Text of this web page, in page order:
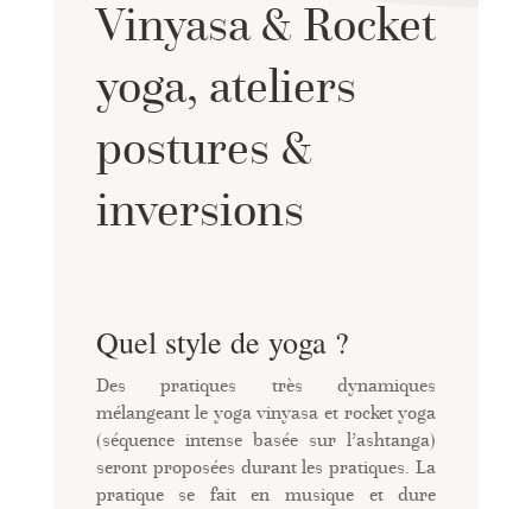
Vinyasa & Rocket
yoga, ateliers
postures &
inversions
Quel style de yoga ?
Des pratiques très dynamiques
mélangeant le yoga vinyasa et rocket yoga
(séquence intense basée sur l’ashtanga)
seront proposées durant les pratiques. La
pratique se fait en musique et dure